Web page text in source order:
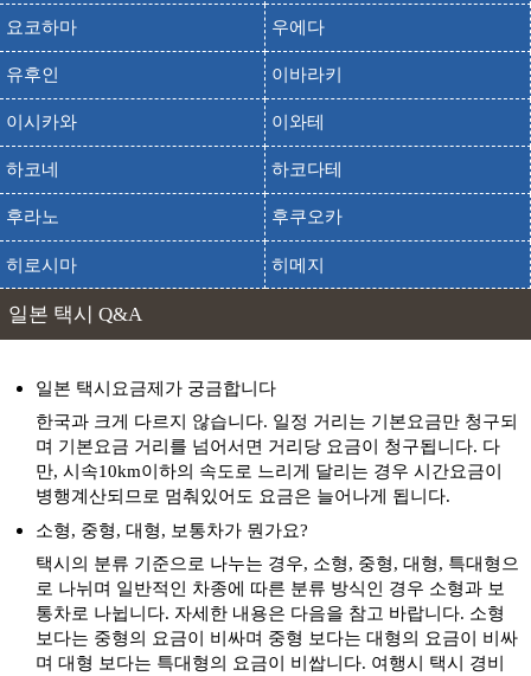
출발
아오이 아소 신사
아오이 아소 진자
출발 도착
야마가 온천 사쿠라유
야마가 온센 사쿠라유
출발
야마가 온천
출발
역사문화체험시설 와쿠와쿠자
출발
출발 도착
와이타 산
와이타잔
우에키 온천
우에키 온센
출발
도착
유니클로 선로드시티 쿠마모토점
출발
도착
유니클로 유메타운 하마센점
출발
도착 유니클로 유메타운 히카리노모리점
출발 도착
유니클로 이온몰 구마모토점
유니클로 이온몰 쿠마모토점
출발
도착
유니클로 쿠마난점
요코하마 우에다
유후인 이바라키
이시카와 이와테
하코네 하코다테
후라노 후쿠오카
히로시마 히메지
일본 택시 Q&A
일본 택시요금제가 궁금합니다
한국과 크게 다르지 않습니다. 일정 거리는 기본요금만 청구되
며 기본요금 거리를 넘어서면 거리당 요금이 청구됩니다. 다
만, 시속10km이하의 속도로 느리게 달리는 경우 시간요금이
병행계산되므로 멈춰있어도 요금은 늘어나게 됩니다.
소형, 중형, 대형, 보통차가 뭔가요?
택시의 분류 기준으로 나누는 경우, 소형, 중형, 대형, 특대형으
로 나뉘며 일반적인 차종에 따른 분류 방식인 경우 소형과 보
통차로 나뉩니다. 자세한 내용은 다음을 참고 바랍니다. 소형
보다는 중형의 요금이 비싸며 중형 보다는 대형의 요금이 비싸
며 대형 보다는 특대형의 요금이 비쌉니다. 여행시 택시 경비